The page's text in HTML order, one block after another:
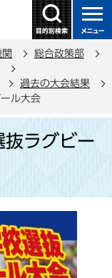
総合政策部
過去の大会結果
ル大会
ラグビー